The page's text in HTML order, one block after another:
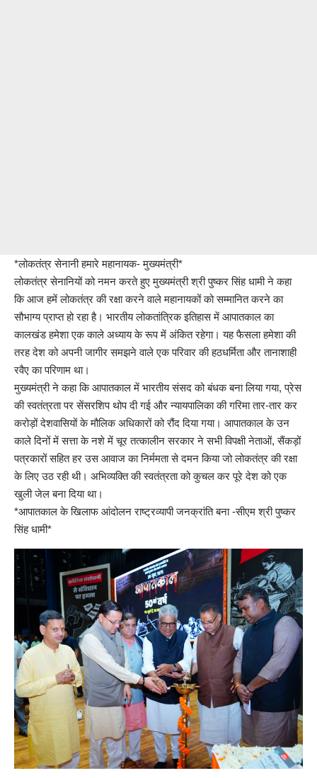
*लोकतंत्र सेनानी हमारे महानायक- मुख्यमंत्री*
लोकतंत्र सेनानियों को नमन करते हुए मुख्यमंत्री श्री पुष्कर सिंह धामी ने कहा
कि आज हमें लोकतंत्र की रक्षा करने वाले महानायकों को सम्मानित करने का
सौभाग्य प्राप्त हो रहा है। भारतीय लोकतांत्रिक इतिहास में आपातकाल का
कालखंड हमेशा एक काले अध्याय के रूप में अंकित रहेगा। यह फैसला हमेशा की
तरह देश को अपनी जागीर समझने वाले एक परिवार की हठधर्मिता और तानाशाही
रवैए का परिणाम था।
मुख्यमंत्री ने कहा कि आपातकाल में भारतीय संसद को बंधक बना लिया गया, प्रेस
की स्वतंत्रता पर सेंसरशिप थोप दी गई और न्यायपालिका की गरिमा तार-तार कर
करोड़ों देशवासियों के मौलिक अधिकारों को रौंद दिया गया। आपातकाल के उन
काले दिनों में सत्ता के नशे में चूर तत्कालीन सरकार ने सभी विपक्षी नेताओं, सैंकड़ों
पत्रकारों सहित हर उस आवाज का निर्ममता से दमन किया जो लोकतंत्र की रक्षा
के लिए उठ रही थी। अभिव्यक्ति की स्वतंत्रता को कुचल कर पूरे देश को एक
खुली जेल बना दिया था।
*आपातकाल के खिलाफ आंदोलन राष्ट्रव्यापी जनक्रांति बना -सीएम श्री पुष्कर
सिंह धामी*